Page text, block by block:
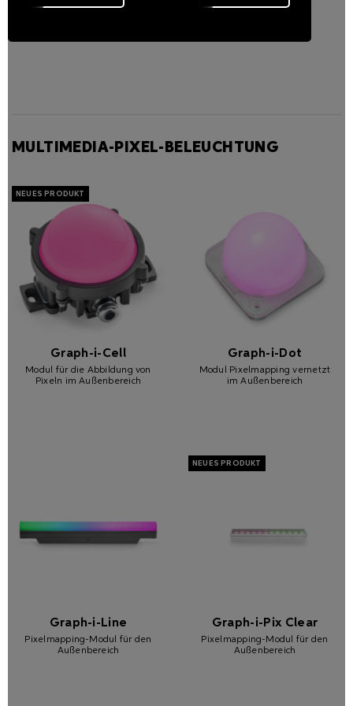
Außen-Bodeneinbau-
MULTIMEDIA-PIXEL-BELEUCHTUNG
Graph-i-Cell
Modul für die Abbildung von
Pixeln im Außenbereich
Graph-i-Dot
Modul Pixelmapping vernetzt
im Außenbereich
Graph-i-Line
Pixelmapping-Modul für den
Außenbereich
Graph-i-Pix Clear
Pixelmapping-Modul für den
Außenbereich